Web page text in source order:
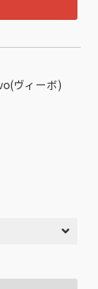
ヴィーボ)